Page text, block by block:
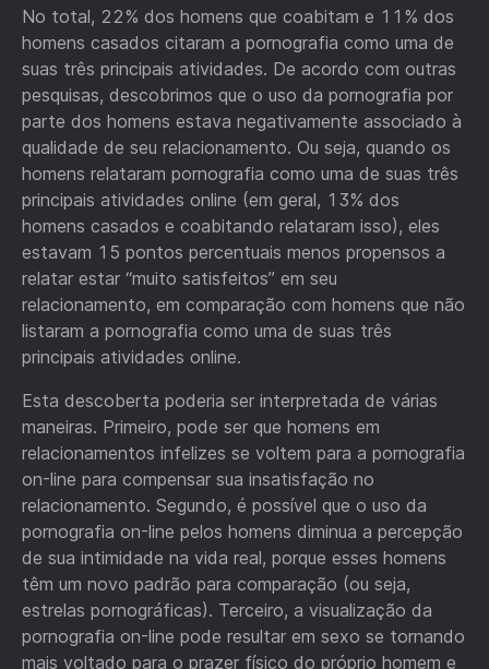
No total, 22% dos homens que coabitam e 11% dos
homens casados citaram a pornografia como uma de
suas três principais atividades. De acordo com outras
pesquisas, descobrimos que o uso da pornografia por
parte dos homens estava negativamente associado à
qualidade de seu relacionamento. Ou seja, quando os
homens relataram pornografia como uma de suas três
principais atividades online (em geral, 13% dos
homens casados e coabitando relataram isso), eles
estavam 15 pontos percentuais menos propensos a
relatar estar “muito satisfeitos” em seu
relacionamento, em comparação com homens que não
listaram a pornografia como uma de suas três
principais atividades online.
Esta descoberta poderia ser interpretada de várias
maneiras. Primeiro, pode ser que homens em
relacionamentos infelizes se voltem para a pornografia
on-line para compensar sua insatisfação no
relacionamento. Segundo, é possível que o uso da
pornografia on-line pelos homens diminua a percepção
de sua intimidade na vida real, porque esses homens
têm um novo padrão para comparação (ou seja,
estrelas pornográficas). Terceiro, a visualização da
pornografia on-line pode resultar em sexo se tornando
mais voltado para o prazer físico do próprio homem e